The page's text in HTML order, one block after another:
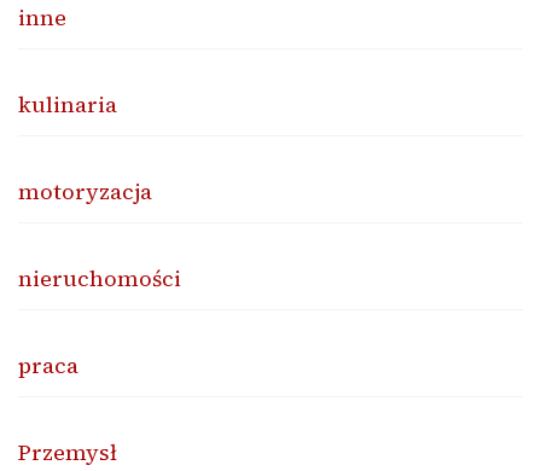
inne
kulinaria
motoryzacja
nieruchomości
praca
Przemysł